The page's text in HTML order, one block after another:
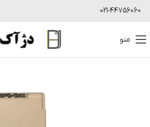
021-44756060
منو